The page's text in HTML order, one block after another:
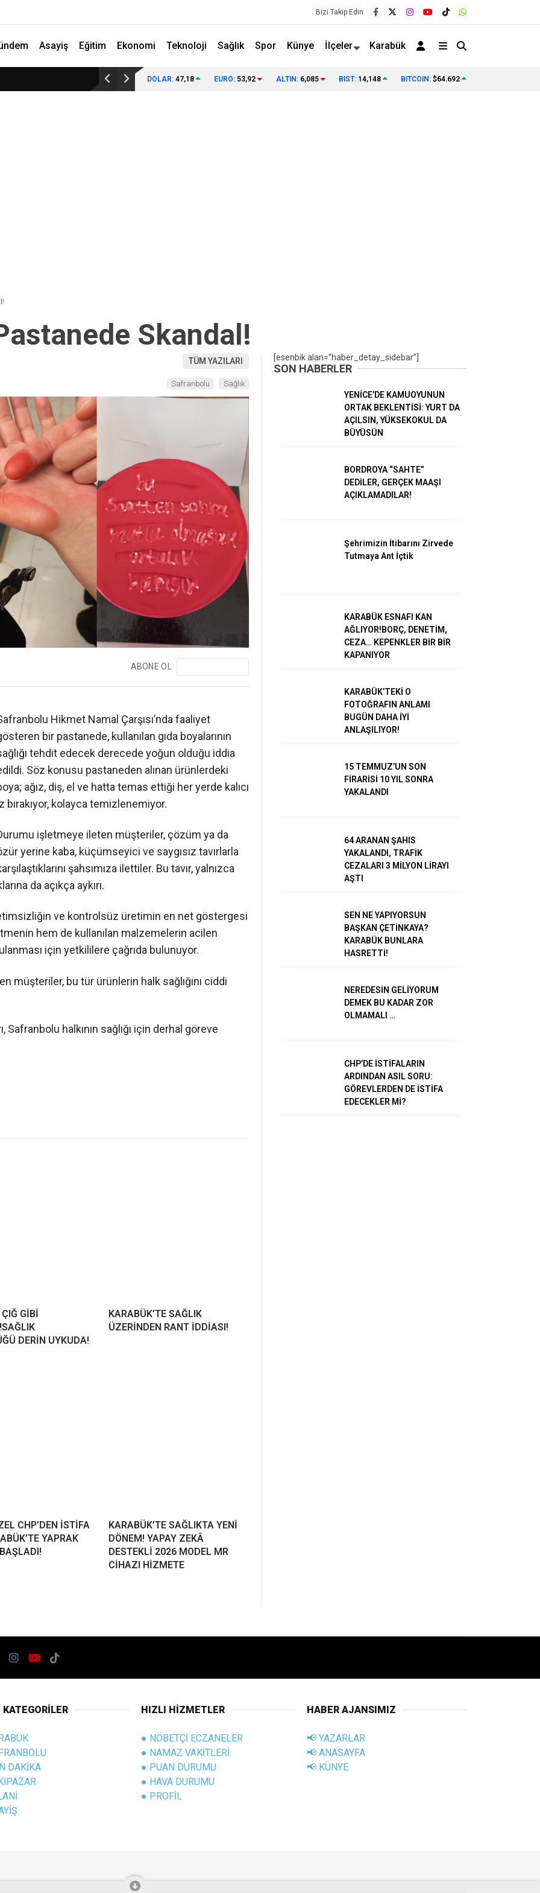
Magazin
Sağlık
WhatsApp İhbar
Bizi Takip Edin
Asayiş Eğitim Ekonomi Teknoloji Sağlık Spor Künye İlçeler Karabük
DOLAR: 47,18 EURO: 53,92 ALTIN: 6,085 BIST: 14,148 BITCOIN: $64.692
Skandal!
TÜM YAZILARI
Safranbolu Sağlık
ABONE OL
Hikmet Namal Çarşısı’nda faaliyet
bir pastanede, kullanılan gıda boyalarının
tehdit edecek derecede yoğun olduğu iddia
Söz konusu pastaneden alınan ürünlerdeki
ağız, diş, el ve hatta temas ettiği her yerde kalıcı
bırakıyor, kolayca temizlenemiyor.
işletmeye ileten müşteriler, çözüm ya da
yerine kaba, küçümseyici ve saygısız tavırlarla
şahsımıza ilettiler. Bu tavır, yalnızca
da açıkça aykırı.
ve kontrolsüz üretimin en net göstergesi
hem de kullanılan malzemelerin acilen
için yetkililere çağrıda bulunuyor.
müşteriler, bu tür ürünlerin halk sağlığını ciddi
halkının sağlığı için derhal göreve
GİBİ
DERİN UYKUDA!
KARABÜK’TE SAĞLIK
ÜZERİNDEN RANT İDDİASI!
CHP’DEN İSTİFA
YAPRAK
KARABÜK’TE SAĞLIKTA YENİ
DÖNEM! YAPAY ZEKÂ
DESTEKLİ 2026 MODEL MR
CİHAZI HİZMETE
[esenbik alan=”haber_detay_sidebar”]
SON HABERLER
YENİCE’DE KAMUOYUNUN
ORTAK BEKLENTİSİ: YURT DA
AÇILSIN, YÜKSEKOKUL DA
BÜYÜSÜN
BORDROYA “SAHTE”
DEDİLER, GERÇEK MAAŞI
AÇIKLAMADILAR!
Şehrimizin İtibarını Zirvede
Tutmaya Ant İçtik
KARABÜK ESNAFI KAN
AĞLIYOR!BORÇ, DENETİM,
CEZA… KEPENKLER BİR BİR
KAPANIYOR
KARABÜK’TEKİ O
FOTOĞRAFIN ANLAMI
BUGÜN DAHA İYİ
ANLAŞILIYOR!
15 TEMMUZ’UN SON
FİRARİSİ 10 YIL SONRA
YAKALANDI
64 ARANAN ŞAHIS
YAKALANDI, TRAFİK
CEZALARI 3 MİLYON LİRAYI
AŞTI
SEN NE YAPIYORSUN
BAŞKAN ÇETİNKAYA?
KARABÜK BUNLARA
HASRETTİ!
NEREDESİN GELİYORUM
DEMEK BU KADAR ZOR
OLMAMALI …
CHP’DE İSTİFALARIN
ARDINDAN ASIL SORU:
GÖREVLERDEN DE İSTİFA
EDECEKLER Mİ?
DAKİKA
HIZLI HİZMETLER
● NÖBETÇİ ECZANELER
● NAMAZ VAKİTLERİ
● PUAN DURUMU
● HAVA DURUMU
● PROFİL
HABER AJANSIMIZ
📢 YAZARLAR
📢 ANASAYFA
📢 KÜNYE